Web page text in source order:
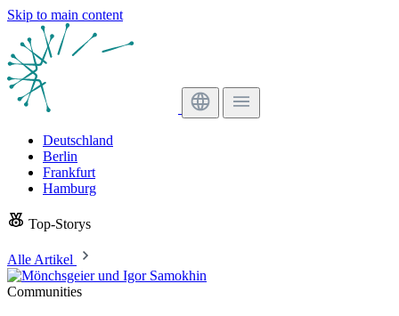
Skip to main content
Deutschland
Berlin
Frankfurt
Hamburg
Top-Storys
Alle Artikel
Communities